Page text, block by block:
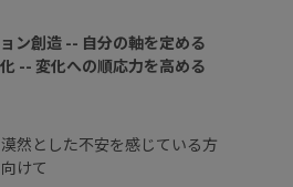
ン創造 -- 自分の軸を定める
-- 変化への順応力を高める
然とした不安を感じている方
けて